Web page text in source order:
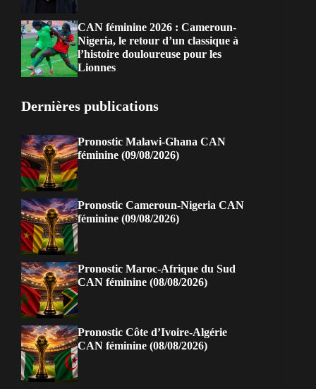
CAN féminine 2026 : Cameroun-
Nigeria, le retour d’un classique à
l’histoire douloureuse pour les
Lionnes
Dernières publications
Pronostic Malawi-Ghana CAN
féminine (09/08/2026)
Pronostic Cameroun-Nigeria CAN
féminine (09/08/2026)
Pronostic Maroc-Afrique du Sud
CAN féminine (08/08/2026)
Pronostic Côte d’Ivoire-Algérie
CAN féminine (08/08/2026)